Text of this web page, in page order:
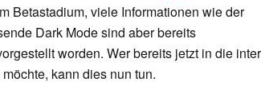
Betastadium, viele Informationen wie der
Dark Mode sind aber bereits
worden. Wer bereits jetzt in die
kann dies nun tun.